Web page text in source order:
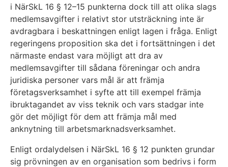
i NärSkL 16 § 12–15 punkterna dock till att olika slags
medlemsavgifter i relativt stor utsträckning inte är
avdragbara i beskattningen enligt lagen i fråga. Enligt
regeringens proposition ska det i fortsättningen i det
närmaste endast vara möjligt att dra av
medlemsavgifter till sådana föreningar och andra
juridiska personer vars mål är att främja
företagsverksamhet i syfte att till exempel främja
ibruktagandet av viss teknik och vars stadgar inte
gör det möjligt för dem att främja mål med
anknytning till arbetsmarknadsverksamhet.
Enligt ordalydelsen i NärSkL 16 § 12 punkten grundar
sig prövningen av en organisation som bedrivs i form